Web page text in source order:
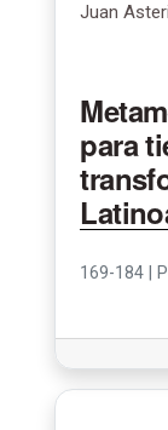
Juan
para
169-184